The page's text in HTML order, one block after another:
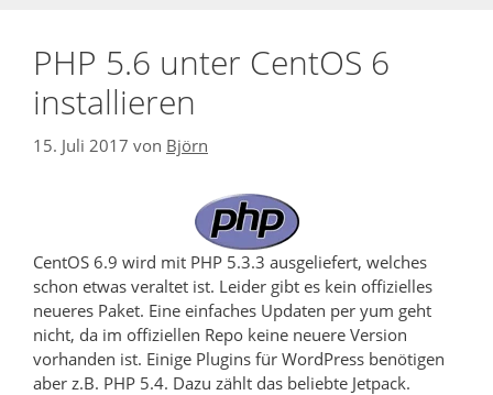
PHP 5.6 unter CentOS 6
installieren
15. Juli 2017 von Björn
CentOS 6.9 wird mit PHP 5.3.3 ausgeliefert, welches
schon etwas veraltet ist. Leider gibt es kein offizielles
neueres Paket. Eine einfaches Updaten per yum geht
nicht, da im offiziellen Repo keine neuere Version
vorhanden ist. Einige Plugins für WordPress benötigen
aber z.B. PHP 5.4. Dazu zählt das beliebte Jetpack.